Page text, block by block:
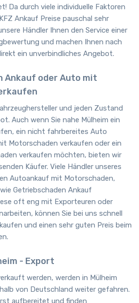
Da durch viele individuelle Faktoren
Ankauf Preise pauschal sehr
Händler Ihnen den Service einer
und machen Ihnen nach
ein unverbindliches Angebot.
Ankauf oder Auto mit
und jeden Zustand
Auch wenn Sie nahe Mülheim ein
ein nicht fahrbereites Auto
Motorschaden verkaufen oder ein
verkaufen möchten, bieten wir
Käufer. Viele Händler unseres
Autoankauf mit Motorschaden,
Getriebschaden Ankauf
oft eng mit Exporteuren oder
können Sie bei uns schnell
und einen sehr guten Preis beim
- Export
werden, werden in Mülheim
von Deutschland weiter gefahren.
aufbereitet und finden